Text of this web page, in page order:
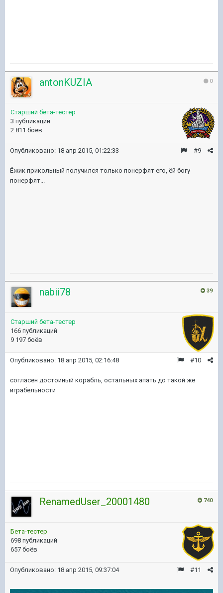
0
antonKUZIA
Старший бета-тестер
3 публикации
2 811 боёв
#9
Опубликовано: 18 апр 2015, 01:22:33
Ёжик прикольный получился только понерфят его, ёй богу
понерфят...
39
nabii78
Старший бета-тестер
166 публикаций
9 197 боёв
#10
Опубликовано: 18 апр 2015, 02:16:48
согласен достоиный корабль, остальных апать до такой же
играбельности
740
RenamedUser_20001480
Бета-тестер
698 публикаций
657 боёв
#11
Опубликовано: 18 апр 2015, 09:37:04